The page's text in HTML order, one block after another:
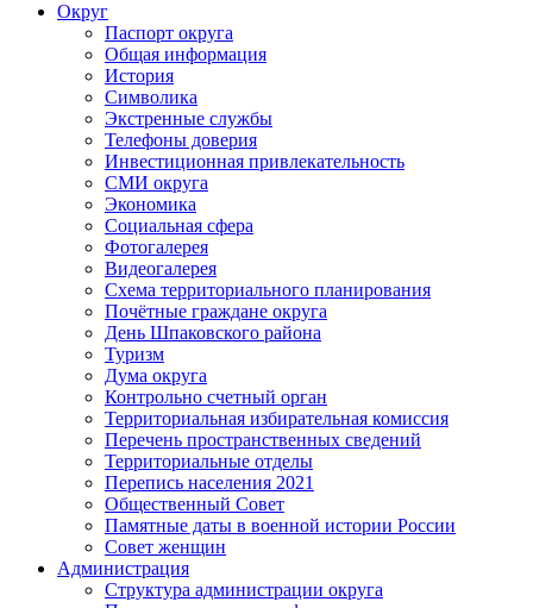
Округ
Паспорт округа
Общая информация
История
Символика
Экстренные службы
Телефоны доверия
Инвестиционная привлекательность
СМИ округа
Экономика
Социальная сфера
Фотогалерея
Видеогалерея
Схема территориального планирования
Почётные граждане округа
День Шпаковского района
Туризм
Дума округа
Контрольно счетный орган
Территориальная избирательная комиссия
Перечень пространственных сведений
Территориальные отделы
Перепись населения 2021
Общественный Совет
Памятные даты в военной истории России
Совет женщин
Администрация
Структура администрации округа